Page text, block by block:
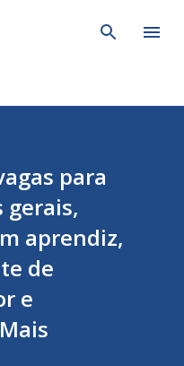
principal
para
gerais,
aprendiz,
de
e